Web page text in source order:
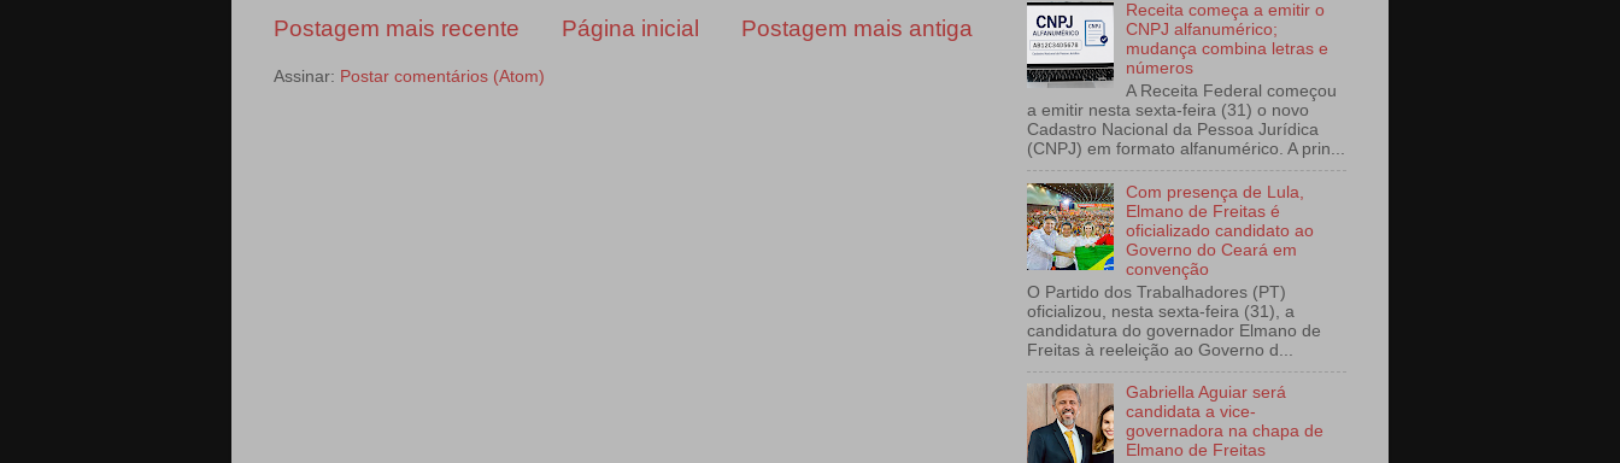
Postagem mais recente Postagem mais antiga
Página inicial
Assinar: Postar comentários (Atom)
Receita começa a emitir o
CNPJ alfanumérico;
mudança combina letras e
números
A Receita Federal começou
a emitir nesta sexta-feira (31) o novo
Cadastro Nacional da Pessoa Jurídica
(CNPJ) em formato alfanumérico. A prin...
Com presença de Lula,
Elmano de Freitas é
oficializado candidato ao
Governo do Ceará em
convenção
O Partido dos Trabalhadores (PT)
oficializou, nesta sexta-feira (31), a
candidatura do governador Elmano de
Freitas à reeleição ao Governo d...
Gabriella Aguiar será
candidata a vice-
governadora na chapa de
Elmano de Freitas